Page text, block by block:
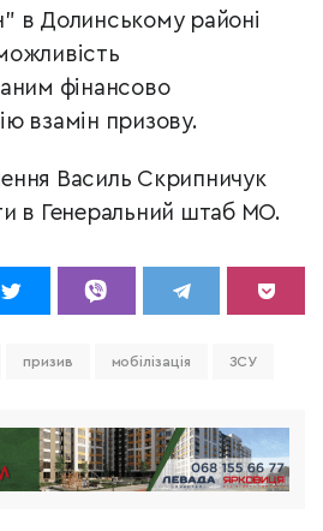
в Долинському районі
фінансово
взамін призову.
Василь Скрипничук
в Генеральний штаб МО.
призив мобілізація ЗСУ